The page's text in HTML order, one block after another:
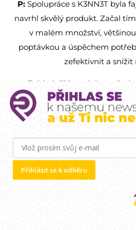
P:Spolupráce s K3NN3T byla
navrhl skvělý produkt. Začal
v malém množství,
poptávkou a úspěchem
zefektivnit a snížit
Zohlednili jsme jeho
investici do stroje a navrhli
řešení. To stále potřebuje
Při návrhu jsme už mysleli i na
prodeje rozjedou, jsme
automatizovanou
Doporučili byste inkubátor i
Přihlásit se k odběru